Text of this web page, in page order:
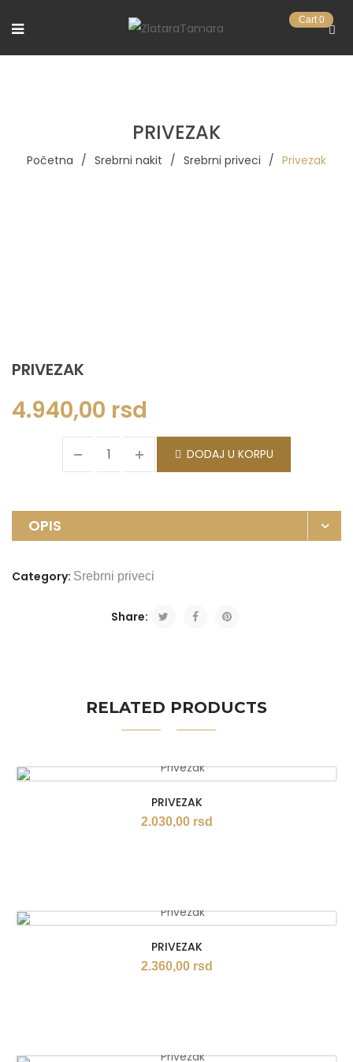
Cart 0
PRIVEZAK
Početna / Srebrni nakit / Srebrni priveci / Privezak
PRIVEZAK
4.940,00 rsd
DODAJ U KORPU
OPIS
Category: Srebrni priveci
Share:
RELATED PRODUCTS
PRIVEZAK
2.030,00 rsd
PRIVEZAK
2.360,00 rsd